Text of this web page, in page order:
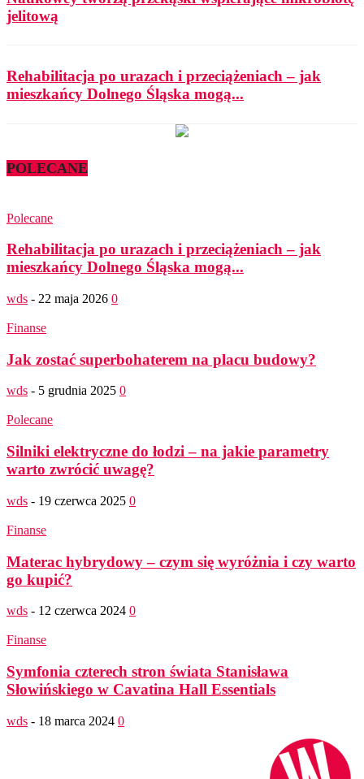
jelitową
Rehabilitacja po urazach i przeciążeniach – jak
mieszkańcy Dolnego Śląska mogą...
POLECANE
Polecane
Rehabilitacja po urazach i przeciążeniach – jak
mieszkańcy Dolnego Śląska mogą...
wds - 22 maja 2026 0
Finanse
Jak zostać superbohaterem na placu budowy?
wds - 5 grudnia 2025 0
Polecane
Silniki elektryczne do łodzi – na jakie parametry
warto zwrócić uwagę?
wds - 19 czerwca 2025 0
Finanse
Materac hybrydowy – czym się wyróżnia i czy warto
go kupić?
wds - 12 czerwca 2024 0
Finanse
Symfonia czterech stron świata Stanisława
Słowińskiego w Cavatina Hall Essentials
wds - 18 marca 2024 0